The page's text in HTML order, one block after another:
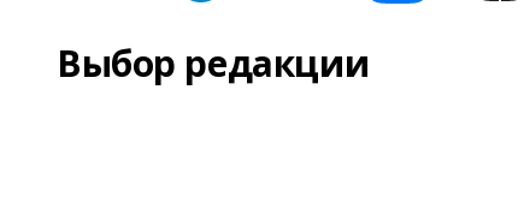
Выбор редакции